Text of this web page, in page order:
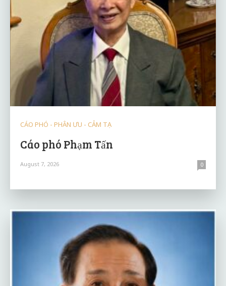
CÁO PHÓ - PHÂN ƯU - CẢM TẠ
Cáo phó Phạm Tấn
August 7, 2026 0